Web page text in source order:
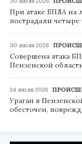
При атаке БПЛА на
пострадали четыре
30 июля 2026
Совершена атака
Пензенской
24 июля 2026
Ураган в
обесточен,